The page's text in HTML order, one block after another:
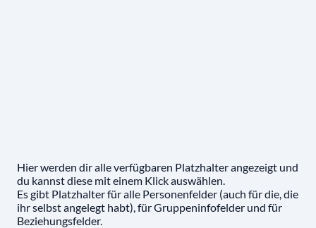
Hier werden dir alle verfügbaren Platzhalter angezeigt und
du kannst diese mit einem Klick auswählen.
Es gibt Platzhalter für alle Personenfelder (auch für die, die
ihr selbst angelegt habt), für Gruppeninfofelder und für
Beziehungsfelder.